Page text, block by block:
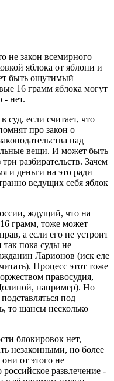
не закон всемирного
яблока от яблони и
быть ощутимый
16 грамм яблока могут
- нет.
суд, если считает, что
про закон о
над
вещи. И может быть
разбирательств. Зачем
и деньги на это ради
ведущих себя яблок
ждущий, что на
16 грамм, тоже может
а если его не устроит
пока суды не
Ларионов (иск еле
Процесс этот тоже
правосудия,
например). Но
под
то шансы несколько
блокировок нет,
незаконными, но более
от этого не
развлечение -